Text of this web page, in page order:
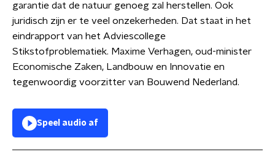
garantie dat de natuur genoeg zal herstellen. Ook
juridisch zijn er te veel onzekerheden. Dat staat in het
eindrapport van het Adviescollege
Stikstofproblematiek. Maxime Verhagen, oud-minister
Economische Zaken, Landbouw en Innovatie en
tegenwoordig voorzitter van Bouwend Nederland.
Speel audio af